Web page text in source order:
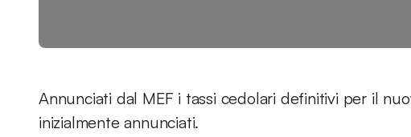
Annunciati dal MEF i tassi cedolari definitivi per il
inizialmente annunciati.